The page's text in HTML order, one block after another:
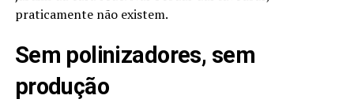
praticamente não existem.
Sem polinizadores, sem
produção